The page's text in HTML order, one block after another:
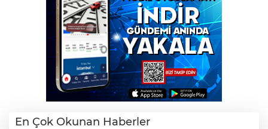
En Çok Okunan Haberler